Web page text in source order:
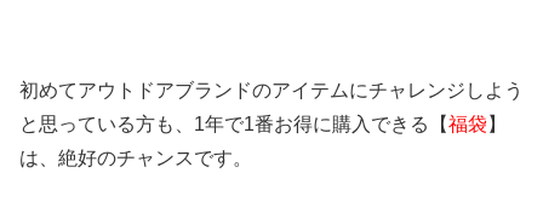
初めてアウトドアブランドのアイテムにチャレンジしよう
と思っている方も、1年で1番お得に購入できる【福袋 】
は、絶好のチャンスです。